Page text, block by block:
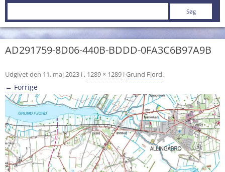
Søg
AD291759-8D06-440B-BDDD-0FA3C6B97A9B
Udgivet den 11. maj 2023 i , 1289 × 1289 iGrund Fjord.
← Forrige